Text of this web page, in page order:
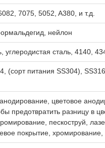
7075, 5052, A380, и т.д.
нейлон
углеродистая сталь, 4140,
(сорт питания SS304),
цветовое
предотвратить разницу в
пескоструй,
покрытие,